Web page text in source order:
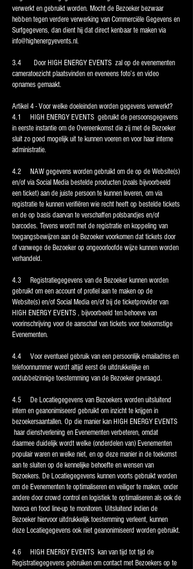
verwerkt en gebruikt worden. Mocht de Bezoeker bezwaar
hebben tegen verdere verwerking van Commerciële Gegevens en
Surfgegevens, dan dient hij dat direct kenbaar te maken via
info@highenergyevents.nl.
3.4 Door HIGH ENERGY EVENTS zal op de evenementen
cameratoezicht plaatsvinden en eveneens foto’s en video
opnames gemaakt.
Artikel 4 - Voor welke doeleinden worden gegevens verwerkt?
4.1 HIGH ENERGY EVENTS gebruikt de persoonsgegevens
in eerste instantie om de Overeenkomst die zij met de Bezoeker
sluit zo goed mogelijk uit te kunnen voeren en voor haar interne
administratie.
4.2 NAW gegevens worden gebruikt om de op de Website(s)
en/of via Social Media bestelde producten (zoals bijvoorbeeld
een ticket) aan de juiste persoon te kunnen leveren, om via
registratie te kunnen verifiëren wie recht heeft op bestelde tickets
en de op basis daarvan te verschaffen polsbandjes en/of
barcodes. Tevens wordt met de registratie en koppeling van
toegangsbewijzen aan de Bezoeker voorkomen dat tickets door
of vanwege de Bezoeker op ongeoorloofde wijze kunnen worden
verhandeld.
4.3 Registratiegegevens van de Bezoeker kunnen worden
gebruikt om een account of profiel aan te maken op de
Website(s) en/of Social Media en/of bij de ticketprovider van
HIGH ENERGY EVENTS , bijvoorbeeld ten behoeve van
voorinschrijving voor de aanschaf van tickets voor toekomstige
Evenementen.
4.4 Voor eventueel gebruik van een persoonlijk e-mailadres en
telefoonnummer wordt altijd eerst de uitdrukkelijke en
ondubbelzinnige toestemming van de Bezoeker gevraagd.
4.5 De Locatiegegevens van Bezoekers worden uitsluitend
intern en geanonimiseerd gebruikt om inzicht te krijgen in
bezoekersaantallen. Op die manier kan HIGH ENERGY EVENTS
haar dienstverlening en Evenementen verbeteren, omdat
daarmee duidelijk wordt welke (onderdelen van) Evenementen
populair waren en welke niet, en op deze manier in de toekomst
aan te sluiten op de kennelijke behoefte en wensen van
Bezoekers. De Locatiegegevens kunnen voorts gebruikt worden
om de Evenementen te optimaliseren en veiliger te maken, onder
andere door crowd control en logistiek te optimaliseren als ook de
horeca en food line-up te monitoren. Uitsluitend indien de
Bezoeker hiervoor uitdrukkelijk toestemming verleent, kunnen
deze Locatiegegevens ook niet geanonimiseerd worden gebruikt.
4.6 HIGH ENERGY EVENTS kan van tijd tot tijd de
Registratiegegevens gebruiken om contact met Bezoekers op te